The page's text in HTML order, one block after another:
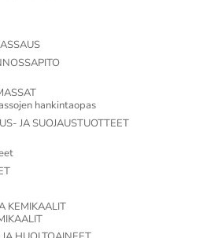
hankintaopas
JA SUOJAUSTUOTTEET
KEMIKAALIT